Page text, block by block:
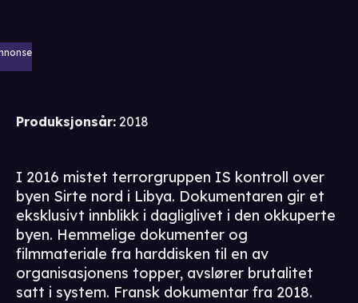
Produksjonsår: 2018
I 2016 mistet terrorgruppen IS kontroll over
byen Sirte nord i Libya. Dokumentaren gir et
eksklusivt innblikk i dagliglivet i den okkuperte
byen. Hemmelige dokumenter og
filmmateriale fra harddisken til en av
organisasjonens topper, avslører brutalitet
satt i system. Fransk dokumentar fra 2018.